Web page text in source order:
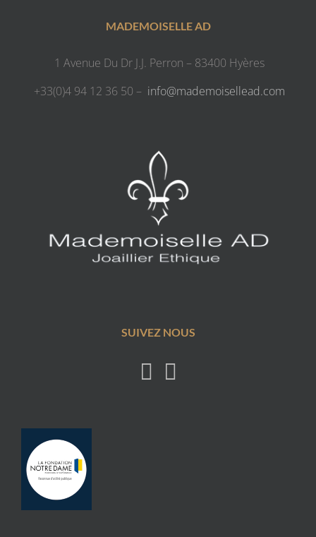
MADEMOISELLE AD
1 Avenue Du Dr J.J. Perron – 83400 Hyères
+33(0)4 94 12 36 50 – info@mademoisellead.com
SUIVEZ NOUS